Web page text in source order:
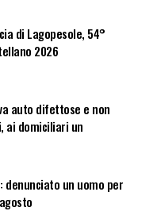
di Lagopesole, 54°
2026
auto difettose e non
ai domiciliari un
denunciato un uomo per